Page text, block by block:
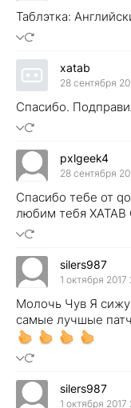
Таблэтка:
xatab
28 сентября
Спасибо.
pxlgeek4
28 сентября
Спасибо тебе от
любим тебя
silers987
1 октября 2017
Молочь Чув Я
самые лучшые
silers987
1 октября 2017